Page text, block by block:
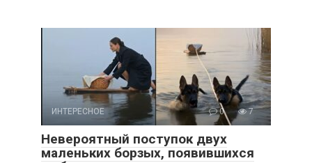
ИНТЕРЕСНОЕ 0 7
Невероятный поступок двух
маленьких борзых, появившихся